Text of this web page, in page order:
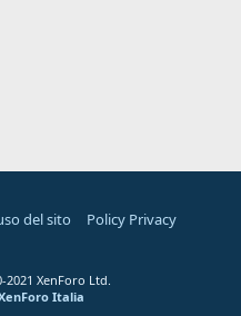
del sito
Policy Privacy
2021 XenForo Ltd.
Italia